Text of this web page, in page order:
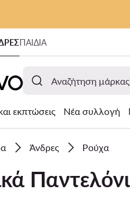
ΣΤΟ ΚΎΡΙΟ
ΣΤΗΝ ΑΝΑΖΉΤΗΣΗ
ΠΑΙΔΙΑ
εκπτώσεις Νέα συλλογή
Άνδρες Ρούχα